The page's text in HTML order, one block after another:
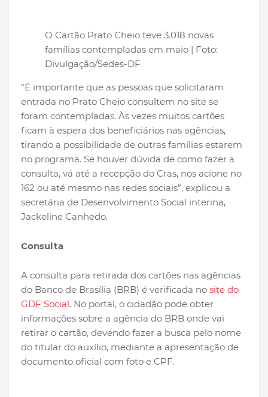
O Cartão Prato Cheio teve 3.018 novas
famílias contempladas em maio | Foto:
Divulgação/Sedes-DF
“É importante que as pessoas que solicitaram
entrada no Prato Cheio consultem no site se
foram contempladas. Às vezes muitos cartões
ficam à espera dos beneficiários nas agências,
tirando a possibilidade de outras famílias estarem
no programa. Se houver dúvida de como fazer a
consulta, vá até a recepção do Cras, nos acione no
162 ou até mesmo nas redes sociais”, explicou a
secretária de Desenvolvimento Social interina,
Jackeline Canhedo.
Consulta
A consulta para retirada dos cartões nas agências
do Banco de Brasília (BRB) é verificada no site do
GDF Social. No portal, o cidadão pode obter
informações sobre a agência do BRB onde vai
retirar o cartão, devendo fazer a busca pelo nome
do titular do auxílio, mediante a apresentação de
documento oficial com foto e CPF.